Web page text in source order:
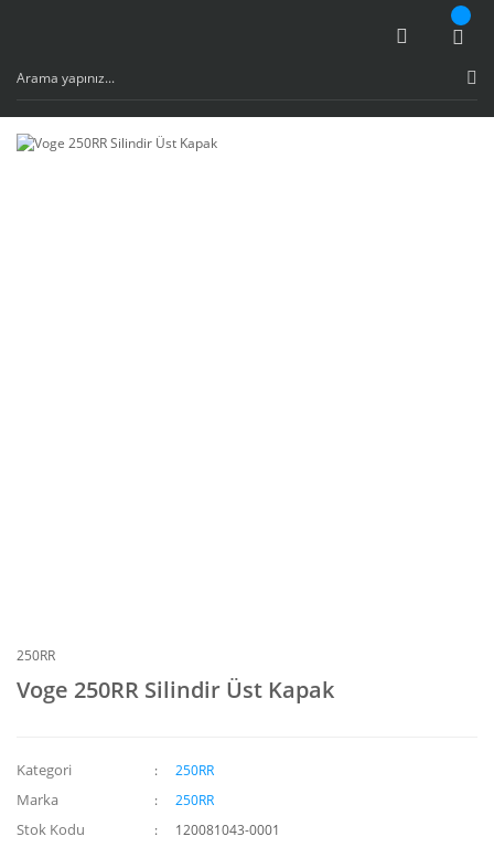
250RR
Voge 250RR Silindir Üst Kapak
Kategori 250RR
Marka 250RR
Stok Kodu 120081043-0001